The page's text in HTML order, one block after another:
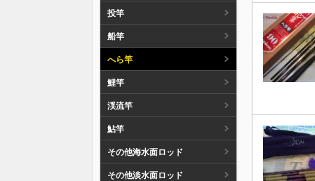
投竿
船竿
へら竿
鯉竿
渓流竿
鮎竿
その他海水面ロッド
その他淡水面ロッド